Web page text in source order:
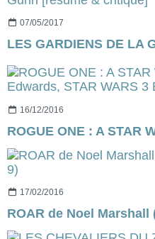
07/05/2017
16/12/2016
17/02/2016